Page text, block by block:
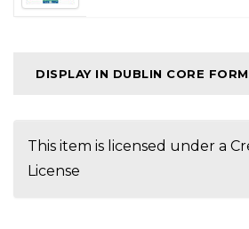
DISPLAY IN DUBLIN CORE
This item is licensed under a
License